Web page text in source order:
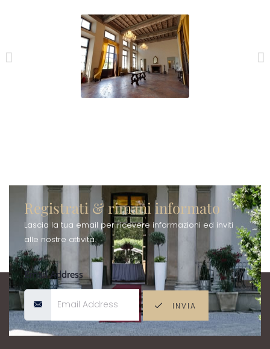
Dimensione_10
Registrati & rimani informato
Lascia la tua email per ricevere informazioni ed inviti
alle nostre attività.
Email Address
INVIA